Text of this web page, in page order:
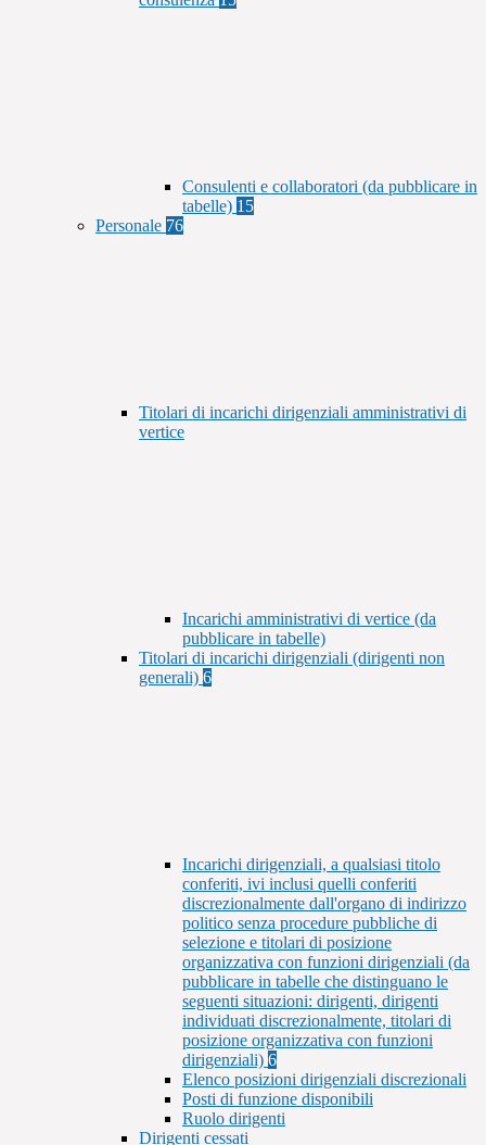
Consulenti e collaboratori (da pubblicare in
tabelle) 15
Personale 76
Titolari di incarichi dirigenziali amministrativi di
vertice
Incarichi amministrativi di vertice (da
pubblicare in tabelle)
Titolari di incarichi dirigenziali (dirigenti non
generali) 6
Incarichi dirigenziali, a qualsiasi titolo
conferiti, ivi inclusi quelli conferiti
discrezionalmente dall'organo di indirizzo
politico senza procedure pubbliche di
selezione e titolari di posizione
organizzativa con funzioni dirigenziali (da
pubblicare in tabelle che distinguano le
seguenti situazioni: dirigenti, dirigenti
individuati discrezionalmente, titolari di
posizione organizzativa con funzioni
dirigenziali) 6
Elenco posizioni dirigenziali discrezionali
Posti di funzione disponibili
Ruolo dirigenti
Dirigenti cessati